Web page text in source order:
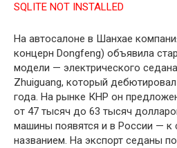
SQLITE NOT INSTALLED
На автосалоне в Шанхае
концерн Dongfeng) объявила
модели — электрического
Zhuiguang, который
года. На рынке КНР он
от 47 тысяч до 63 тысяч
машины появятся и в России — к
названием. На экспорт седаны